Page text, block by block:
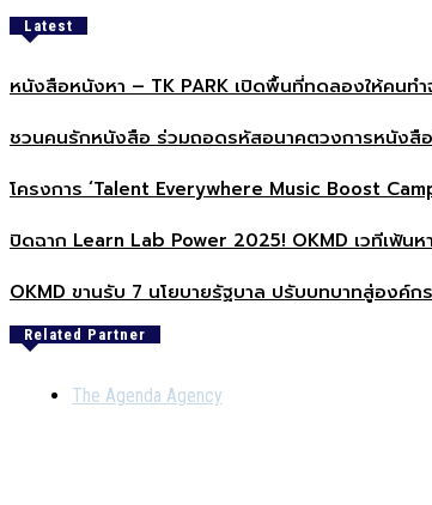
Latest
หนังสือหนังหา – TK PARK เปิดพื้นที่ทดลองให้คนทำ
ชวนคนรักหนังสือ ร่วมถอดรหัสอนาคตวงการหนังสือ
โครงการ ‘Talent Everywhere Music Boost
ปิดฉาก Learn Lab Power 2025! OKMD เวทีเฟ้น
OKMD ขานรับ 7 นโยบายรัฐบาล ปรับบทบาทสู่องค์
Related Partner
The Agenda Agency